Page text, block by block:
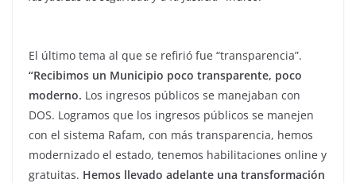
El último tema al que se refirió fue “transparencia”.
“Recibimos un Municipio poco transparente, poco
moderno. Los ingresos públicos se manejaban con
DOS. Logramos que los ingresos públicos se manejen
con el sistema Rafam, con más transparencia, hemos
modernizado el estado, tenemos habilitaciones online y
gratuitas. Hemos llevado adelante una transformación